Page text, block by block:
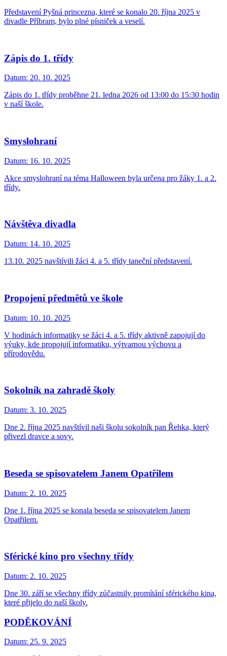
Představení Pyšná princezna, které se konalo 20. října 2025 v
divadle Příbram, bylo plné písniček a veselí.
Zápis do 1. třídy
Datum: 20. 10. 2025
Zápis do 1. třídy proběhne 21. ledna 2026 od 13:00 do 15:30 hodin
v naší škole.
Smyslohraní
Datum: 16. 10. 2025
Akce smyslohraní na téma Halloween byla určena pro žáky 1. a 2.
třídy.
Návštěva divadla
Datum: 14. 10. 2025
13.10. 2025 navštívili žáci 4. a 5. třídy taneční představení.
Propojení předmětů ve škole
Datum: 10. 10. 2025
V hodinách informatiky se žáci 4. a 5. třídy aktivně zapojují do
výuky, kde propojují informatiku, výtvarnou výchovu a
přírodovědu.
Sokolník na zahradě školy
Datum: 3. 10. 2025
Dne 2. října 2025 navštívil naši školu sokolník pan Řehka, který
přivezl dravce a sovy.
Beseda se spisovatelem Janem Opatřilem
Datum: 2. 10. 2025
Dne 1. října 2025 se konala beseda se spisovatelem Janem
Opatřilem.
Sférické kino pro všechny třídy
Datum: 2. 10. 2025
Dne 30. září se všechny třídy zúčastnily promítání sférického kina,
které přijelo do naší školy.
PODĚKOVÁNÍ
Datum: 25. 9. 2025